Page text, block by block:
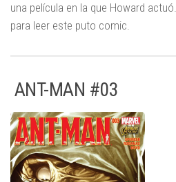
una película en la que Howard
para leer este puto comic.
ANT-MAN #03